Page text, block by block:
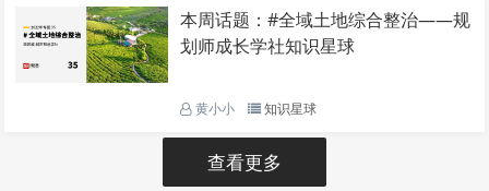
本周话题：#全域土地综合整治——规
划师成长学社知识星球
黄小小 知识星球
查看更多